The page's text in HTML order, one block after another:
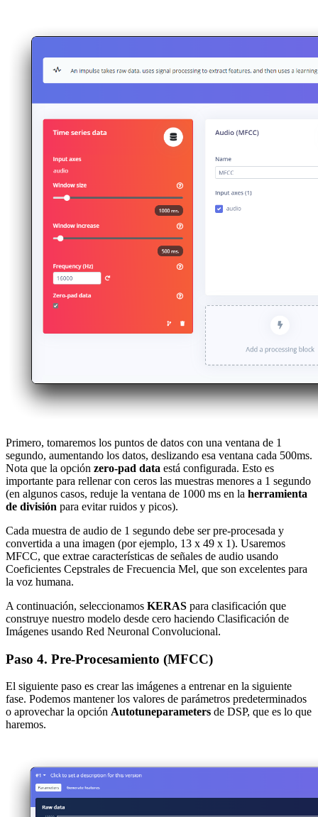
Primero, tomaremos los puntos de datos con una ventana de 1
segundo, aumentando los datos, deslizando esa ventana cada 500ms.
Nota que la opción zero-pad data está configurada. Esto es
importante para rellenar con ceros las muestras menores a 1 segundo
(en algunos casos, reduje la ventana de 1000 ms en la herramienta
de división para evitar ruidos y picos).
Cada muestra de audio de 1 segundo debe ser pre-procesada y
convertida a una imagen (por ejemplo, 13 x 49 x 1). Usaremos
MFCC, que extrae características de señales de audio usando
Coeficientes Cepstrales de Frecuencia Mel, que son excelentes para
la voz humana.
A continuación, seleccionamos KERAS para clasificación que
construye nuestro modelo desde cero haciendo Clasificación de
Imágenes usando Red Neuronal Convolucional.
Paso 4. Pre-Procesamiento (MFCC)
El siguiente paso es crear las imágenes a entrenar en la siguiente
fase. Podemos mantener los valores de parámetros predeterminados
o aprovechar la opción Autotuneparameters de DSP, que es lo que
haremos.